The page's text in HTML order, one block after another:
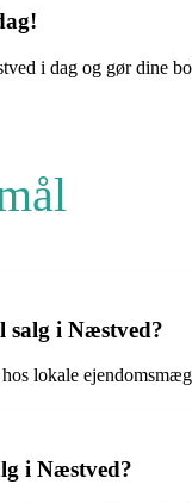
i dag og gør dine
salg i Næstved?
lokale
i Næstved?